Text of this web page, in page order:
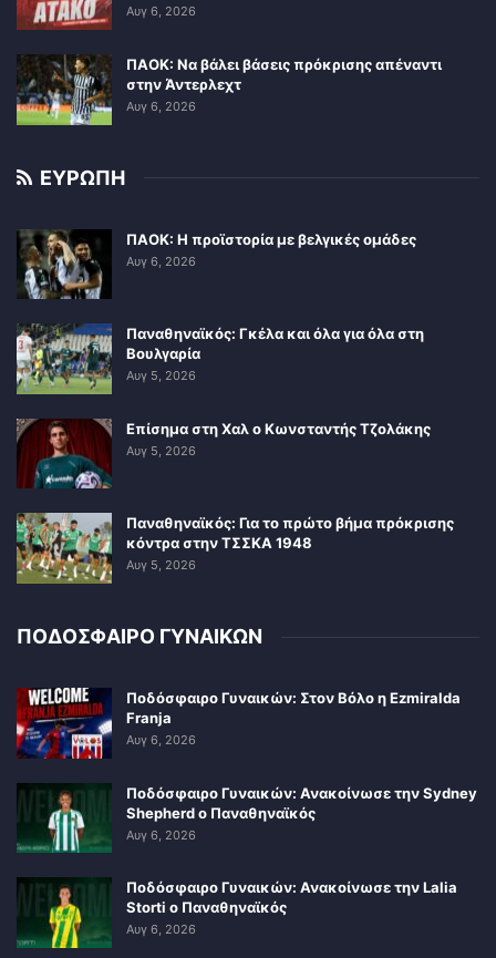
Αυγ 6, 2026
ΠΑΟΚ: Να βάλει βάσεις πρόκρισης απέναντι
στην Άντερλεχτ
Αυγ 6, 2026
ΕΥΡΩΠΗ
ΠΑΟΚ: Η προϊστορία με βελγικές ομάδες
Αυγ 6, 2026
Παναθηναϊκός: Γκέλα και όλα για όλα στη
Βουλγαρία
Αυγ 5, 2026
Επίσημα στη Χαλ ο Κωνσταντής Τζολάκης
Αυγ 5, 2026
Παναθηναϊκός: Για το πρώτο βήμα πρόκρισης
κόντρα στην ΤΣΣΚΑ 1948
Αυγ 5, 2026
ΠΟΔΟΣΦΑΙΡΟ ΓΥΝΑΙΚΩΝ
Ποδόσφαιρο Γυναικών: Στον Βόλο η Ezmiralda
Franja
Αυγ 6, 2026
Ποδόσφαιρο Γυναικών: Ανακοίνωσε την Sydney
Shepherd ο Παναθηναϊκός
Αυγ 6, 2026
Ποδόσφαιρο Γυναικών: Ανακοίνωσε την Lalia
Storti ο Παναθηναϊκός
Αυγ 6, 2026